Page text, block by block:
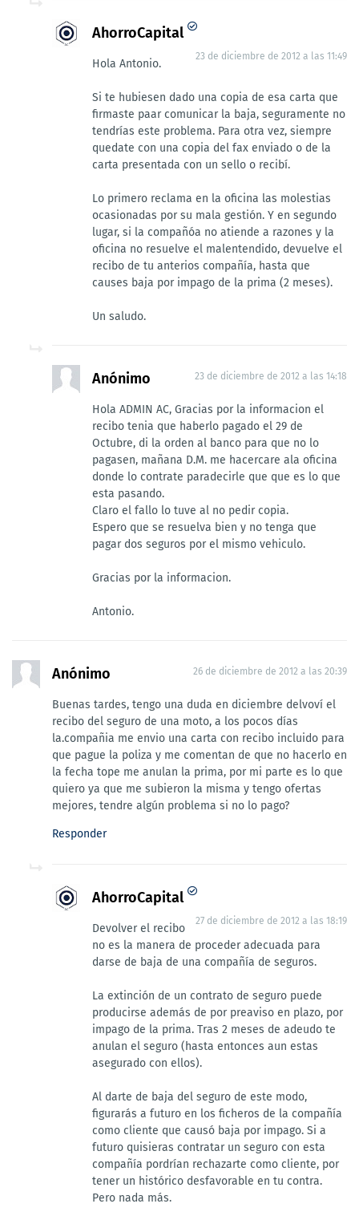
AhorroCapital
23 de diciembre de 2012 a las 11:49
Hola Antonio.
Si te hubiesen dado una copia de esa carta que
firmaste paar comunicar la baja, seguramente no
tendrías este problema. Para otra vez, siempre
quedate con una copia del fax enviado o de la
carta presentada con un sello o recibí.
Lo primero reclama en la oficina las molestias
ocasionadas por su mala gestión. Y en segundo
lugar, si la compañóa no atiende a razones y la
oficina no resuelve el malentendido, devuelve el
recibo de tu anterios compañía, hasta que
causes baja por impago de la prima (2 meses).
Un saludo.
Anónimo 23 de diciembre de 2012 a las 14:18
Hola ADMIN AC, Gracias por la informacion el
recibo tenia que haberlo pagado el 29 de
Octubre, di la orden al banco para que no lo
pagasen, mañana D.M. me hacercare ala oficina
donde lo contrate paradecirle que que es lo que
esta pasando.
Claro el fallo lo tuve al no pedir copia.
Espero que se resuelva bien y no tenga que
pagar dos seguros por el mismo vehiculo.
Gracias por la informacion.
Antonio.
Anónimo 26 de diciembre de 2012 a las 20:39
Buenas tardes, tengo una duda en diciembre delvoví el
recibo del seguro de una moto, a los pocos días
la.compañia me envio una carta con recibo incluido para
que pague la poliza y me comentan de que no hacerlo en
la fecha tope me anulan la prima, por mi parte es lo que
quiero ya que me subieron la misma y tengo ofertas
mejores, tendre algún problema si no lo pago?
Responder
AhorroCapital
27 de diciembre de 2012 a las 18:19
Devolver el recibo
no es la manera de proceder adecuada para
darse de baja de una compañía de seguros.
La extinción de un contrato de seguro puede
producirse además de por preaviso en plazo, por
impago de la prima. Tras 2 meses de adeudo te
anulan el seguro (hasta entonces aun estas
asegurado con ellos).
Al darte de baja del seguro de este modo,
figurarás a futuro en los ficheros de la compañía
como cliente que causó baja por impago. Si a
futuro quisieras contratar un seguro con esta
compañía pordrían rechazarte como cliente, por
tener un histórico desfavorable en tu contra.
Pero nada más.